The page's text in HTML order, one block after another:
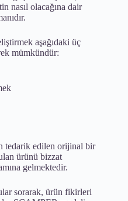
nasıl olacağına dair
aşağıdaki üç
mümkündür:
tedarik edilen orijinal bir
ürünü bizzat
gelmektedir.
sorarak, ürün fikirleri